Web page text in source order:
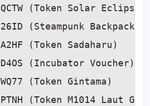
QCTW (Token Solar Eclipse
26ID (Steampunk Backpack)
A2HF (Token Sadaharu)
D4OS (Incubator Voucher)
WQ77 (Token Gintama)
PTNH (Token M1014 Laut